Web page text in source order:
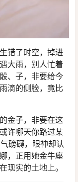
错了时空，掉进
大雨，别人忙着
、子，非要给今
滴的侧脸，竟比
金子，非要在这
许哪天你路过某
磅礴，眼神却认
，正用她金牛座
现实的土地上。